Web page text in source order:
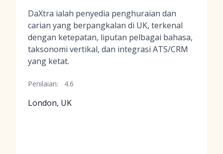
DaXtra ialah penyedia penghuraian dan
carian yang berpangkalan di UK, terkenal
dengan ketepatan, liputan pelbagai bahasa,
taksonomi vertikal, dan integrasi ATS/CRM
yang ketat.
Penilaian: 4.6
London, UK